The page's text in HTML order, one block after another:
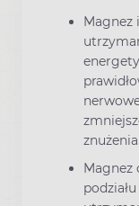
Magnez
znużenia.
Magnez